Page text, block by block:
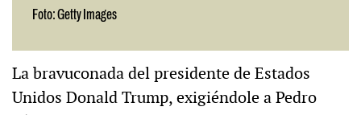
Foto: Getty Images
La bravuconada del presidente de Estados
Unidos Donald Trump, exigiéndole a Pedro